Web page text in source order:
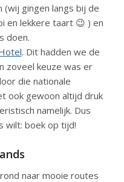
(wij gingen langs bij de
en lekkere taart 😉 ) en
doen.
. Dit hadden we de
zoveel keuze was er
die nationale
ook gewoon altijd druk
namelijk. Dus
wilt: boek op tijd!
naar mooie routes